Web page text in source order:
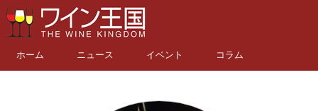
ホーム ニュース イベント コラム